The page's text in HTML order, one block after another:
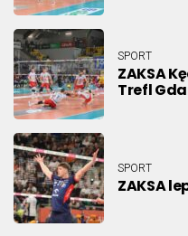
SPORT
ZAKSA
Trefl
SPORT
ZAKSA